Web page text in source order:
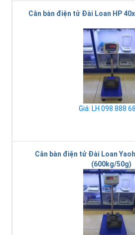
Cân bàn điện tử Đài Loan HP
Giá: LH 098 888
Cân bàn điện tử Đài Loan
(600kg/50g)